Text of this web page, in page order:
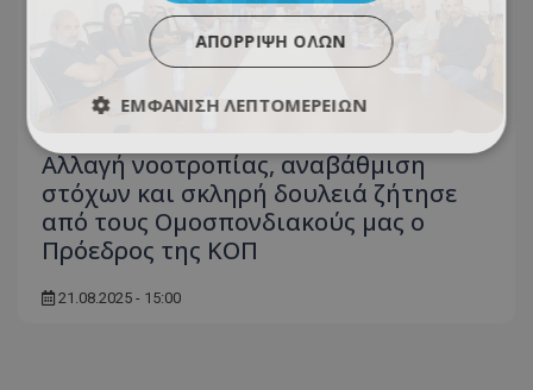
Αλλαγή νοοτροπίας, αναβάθμιση
στόχων και σκληρή δουλειά ζήτησε
από τους Ομοσπονδιακούς μας ο
Πρόεδρος της ΚΟΠ
21.08.2025 - 15:00
ΑΠΌΡΡΙΨΗ ΌΛΩΝ
ΕΜΦΆΝΙΣΗ ΛΕΠΤΟΜΕΡΕΙΏΝ